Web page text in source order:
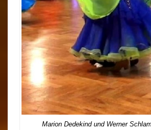
Marion Dedekind und Werner